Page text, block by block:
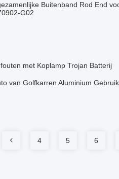
Buitenband Rod End
G02
met Koplamp Trojan Batterij
van Golfkarren Aluminium
4 5 6